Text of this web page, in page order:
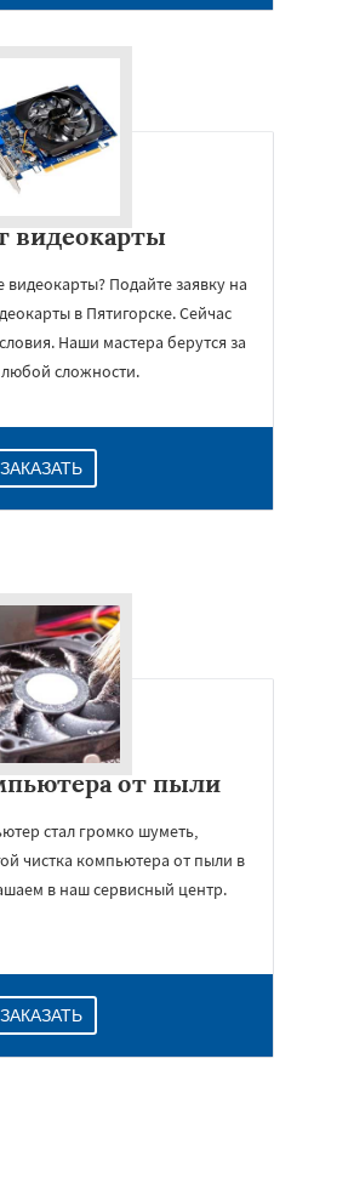
видеокарты
Подайте заявку на
в Пятигорске. Сейчас
Наши мастера берутся за
сложности.
ЗАКАЗАТЬ
от пыли
стал громко шуметь,
чистка компьютера от пыли в
в наш сервисный центр.
ЗАКАЗАТЬ